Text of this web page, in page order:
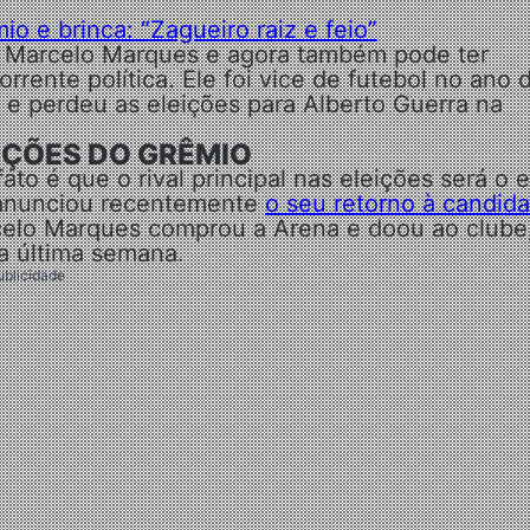
e brinca: “Zagueiro raiz e feio”
Marques e agora também pode ter
política. Ele foi vice de futebol no ano
perdeu as eleições para Alberto Guerra na
DO GRÊMIO
é que o rival principal nas eleições será o
recentementeo seu retorno à
Marques comprou a Arena e doou ao
última semana.